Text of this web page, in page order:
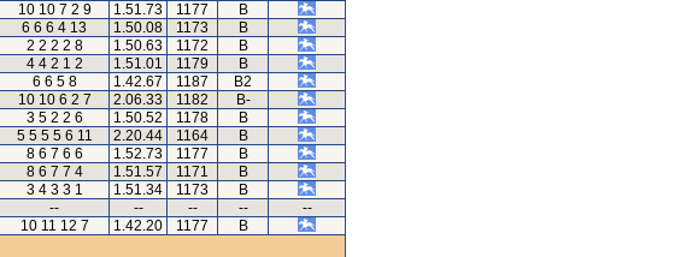
10 10 7 2 9 1.51.73 1177
B
6 6 6 4 13 1.50.08 1173
B
2 2 2 2 8 1.50.63 1172
B
4 4 2 1 2 1.51.01 1179
B
6 6 5 8 1.42.67 1187
B2
10 10 6 2 7 2.06.33 1182
B-
3 5 2 2 6 1.50.52 1178
B
5 5 5 5 6 11 2.20.44 1164
B
8 6 7 6 6 1.52.73 1177
B
8 6 7 7 4 1.51.57 1171
B
3 4 3 3 1 1.51.34 1173
B
-- -- -- --
--
10 11 12 7 1.42.20 1177
B